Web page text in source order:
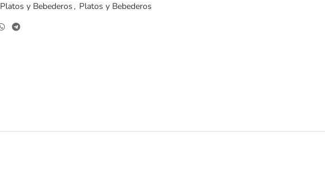
Platos y Bebederos , Platos y Bebederos